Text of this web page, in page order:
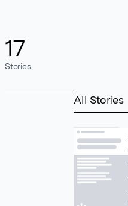
17
Stories
All Stories